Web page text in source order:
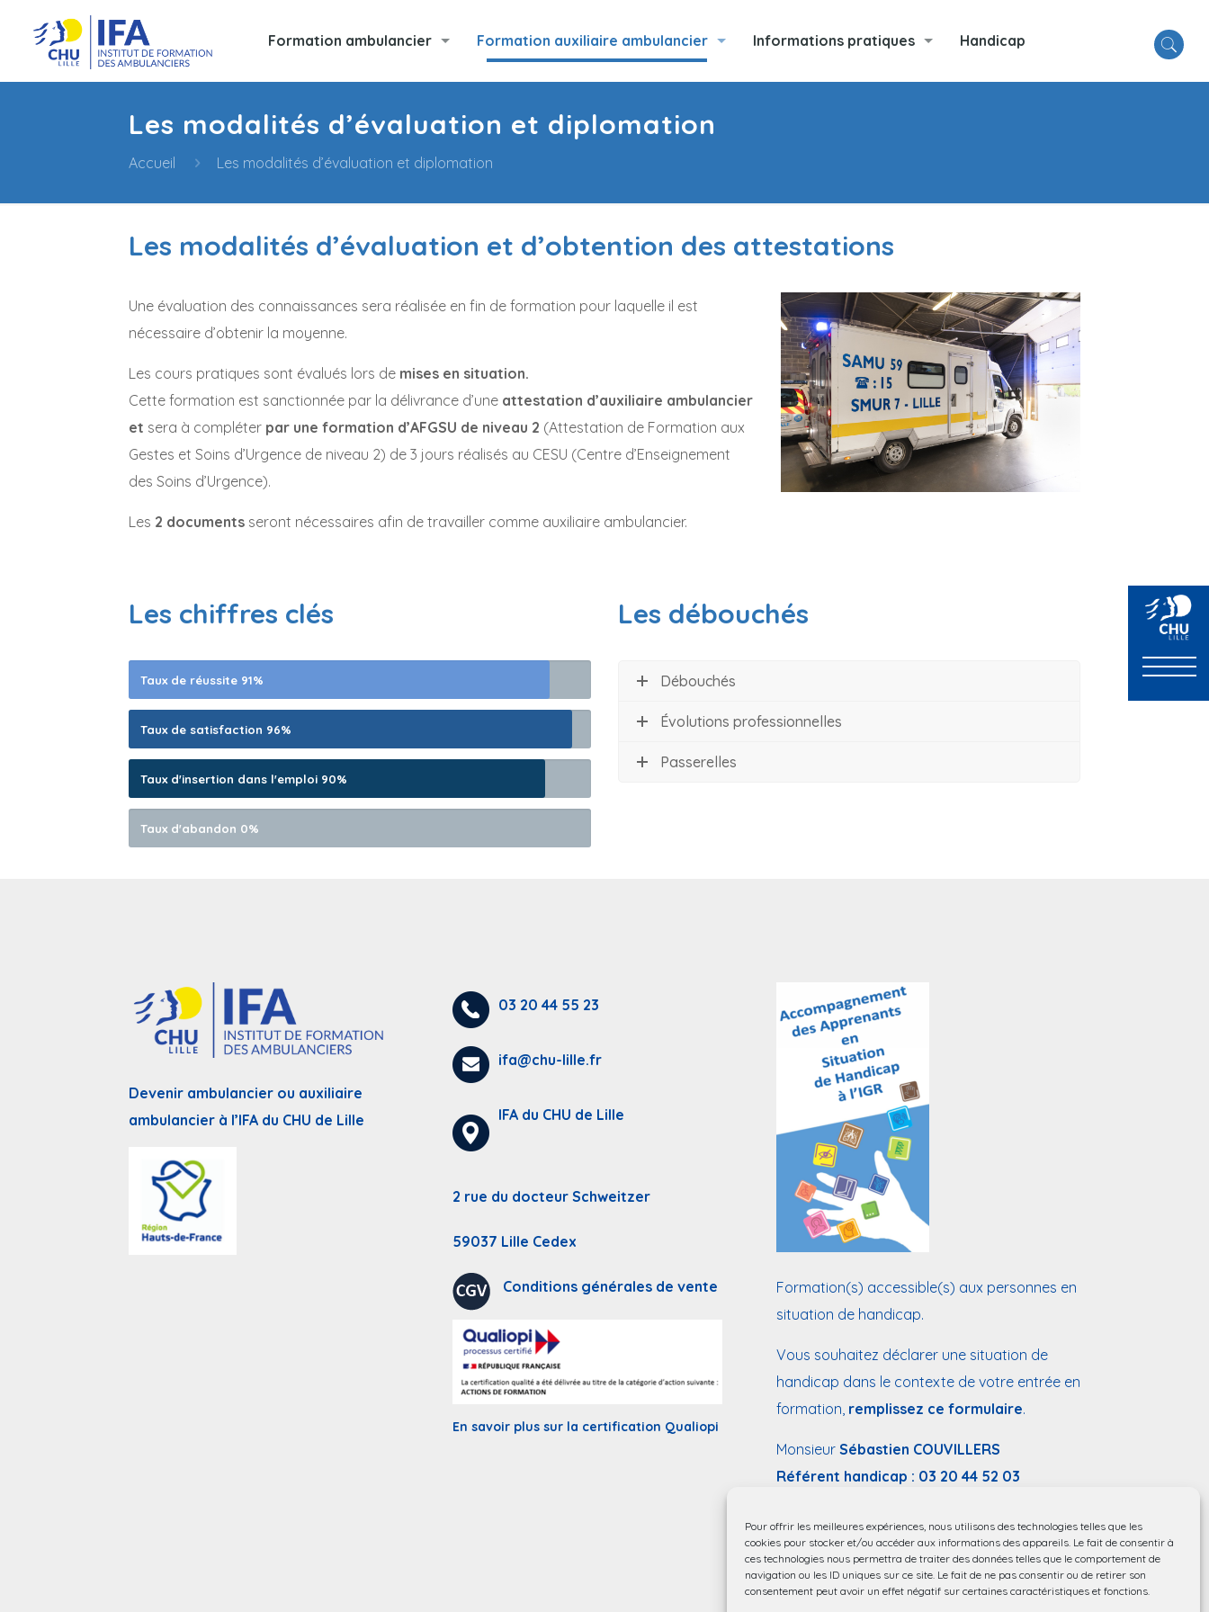
Pour offrir les meilleures expériences, nous utilisons des technologies telles que les
cookies pour stocker et/ou accéder aux informations des appareils. Le fait de consentir à
ces technologies nous permettra de traiter des données telles que le comportement de
navigation ou les ID uniques sur ce site. Le fait de ne pas consentir ou de retirer son
consentement peut avoir un effet négatif sur certaines caractéristiques et fonctions.
Formation ambulancier Formation auxiliaire ambulancier Informations pratiques Handicap
Les modalités d’évaluation et diplomation
Accueil Les modalités d’évaluation et diplomation
Les modalités d’évaluation et d’obtention des attestations
Une évaluation des connaissances sera réalisée en fin de formation pour laquelle il est
nécessaire d’obtenir la moyenne.
Les cours pratiques sont évalués lors de mises en situation.
Cette formation est sanctionnée par la délivrance d’une attestation d’auxiliaire ambulancier
et sera à compléterpar une formation d’AFGSU de niveau 2 (Attestation de Formation aux
Gestes et Soins d’Urgence de niveau 2) de 3 jours réalisés au CESU (Centre d’Enseignement
des Soins d’Urgence).
Les 2 documentsseront nécessaires afin de travailler comme auxiliaire ambulancier.
Les chiffres clés
Taux de réussite 91%
Taux de satisfaction 96%
Taux d'insertion dans l'emploi 90%
Taux d'abandon 0%
Les débouchés
Débouchés
Évolutions professionnelles
Passerelles
Devenir ambulancier ou auxiliaire
ambulancier à l’IFA du CHU de Lille
03 20 44 55 23
ifa@chu-lille.fr
IFA du CHU de Lille
2 rue du docteur Schweitzer
59037 Lille Cedex
Conditions générales de vente
En savoir plus sur la certification Qualiopi
Formation(s) accessible(s) aux personnes en
situation de handicap.
Vous souhaitez déclarer une situation de
handicap dans le contexte de votre entrée en
formation, remplissez ce formulaire.
Monsieur Sébastien COUVILLERS
Référent handicap : 03 20 44 52 03
Accessibilité aux personnes à mobilité réduite.